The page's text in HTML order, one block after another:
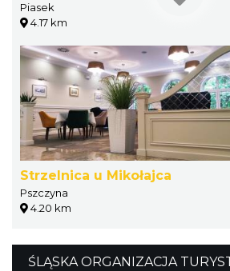
Piasek
4.17 km
Strzelnica u Mikołajca
Pszczyna
4.20 km
ŚLĄSKA ORGANIZACJA